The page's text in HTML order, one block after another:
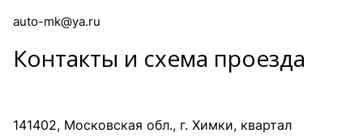
auto-mk@ya.ru
Контакты и схема проезда
141402, Московская обл., г. Химки, квартал